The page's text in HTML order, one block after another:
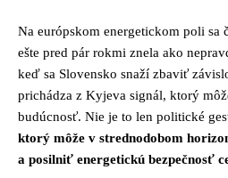
Na európskom energetickom poli sa
ešte pred pár rokmi znela ako
keď sa Slovensko snaží zbaviť
prichádza z Kyjeva signál, ktorý
budúcnosť. Nie je to len politické
ktorý môže v strednodobom
a posilniť energetickú bezpečnosť